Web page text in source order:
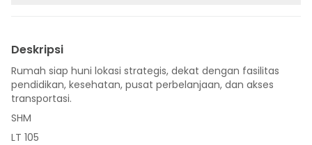
Deskripsi
Rumah siap huni lokasi strategis, dekat dengan fasilitas
pendidikan, kesehatan, pusat perbelanjaan, dan akses
transportasi.
SHM
LT 105